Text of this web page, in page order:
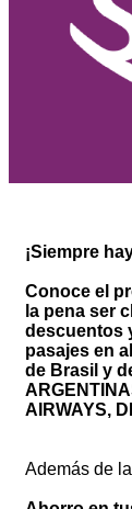
¡Siempre
Conoce el
la pena ser
descuentos
pasajes en
de Brasil y
AIRWAYS,
Además de